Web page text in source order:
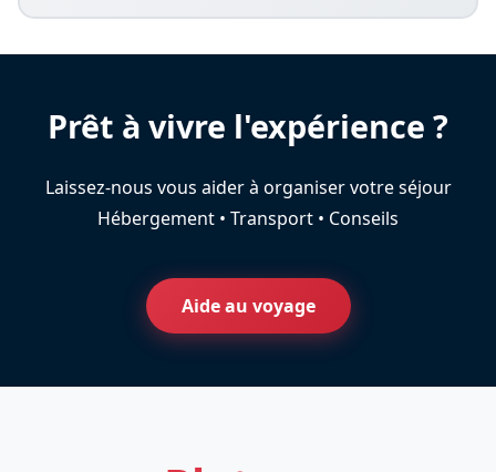
Prêt à vivre l'expérience ?
Laissez-nous vous aider à organiser votre séjour
Hébergement • Transport • Conseils
Aide au voyage